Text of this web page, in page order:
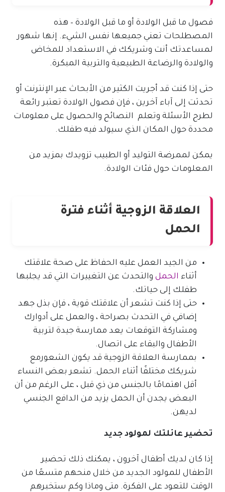
فصول ما قبل الولادة أو ما قبل الولادة – هذه
المصطلحات تعني جميعها نفس الشيء. إنها شهور
لمساعدتك أنت وشريكك في الاستعداد للمخاض
والولادة والرضاعة الطبيعية والتربية المبكرة.
حتى إذا كنت قد أجريت الكثير من الأبحاث عبر الإنترنت أو
تحدثت إلى آباء آخرين ، فإن فصول الولادة تعتبر رائعة
لطرح الأسئلة وتعلم النصائح والحصول على معلومات
محددة حول المكان الذي سيولد فيه طفلك.
يمكن لممرضة التوليد أو الطبيب تزويدك بمزيد من
المعلومات حول فئات الولادة.
العلاقة الزوجية أثناء فترة
الحمل
من الجيد العمل عليه الحفاظ على صحة علاقتك
أثناء الحمل والتحدث عن التغييرات التي قد يجلبها
طفلك إلى حياتك.
حتى إذا كنت تشعر أن علاقتك قوية ، فإن بذل جهد
إضافي في التحدث بصراحة ، والعمل على أدوارك
ومشاركة التوقعات يعد ممارسة جيدة لتربية
الأطفال والبقاء على اتصال.
بممارسة العلاقة الزوجية قد يكون الشعورمع
شريكك مختلفًا أثناء الحمل. تشعر بعض النساء
أقل اهتمامًا بالجنس من ذي قبل ، على الرغم من أن
البعض يجدن أن الحمل يزيد من الدافع الجنسي
لديهن.
تحضير عائلتك لمولود جديد
إذا كان لديك أطفال آخرون ، يمكنك ذلك تحضير
الأطفال للمولود الجديد من خلال منحهم متسعًا من
الوقت للتعود على الفكرة. متى وماذا وكم ستخبرهم